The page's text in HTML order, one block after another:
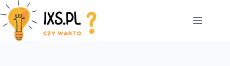
Skip
to
content